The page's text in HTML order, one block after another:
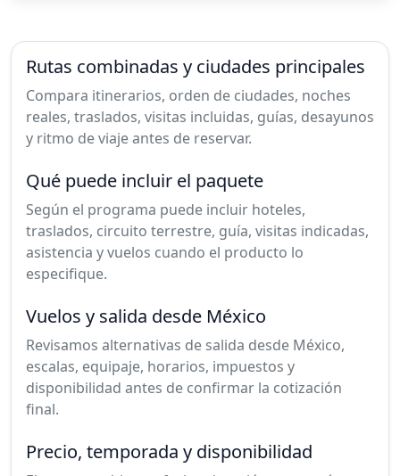
Rutas combinadas y ciudades principales
Compara itinerarios, orden de ciudades, noches
reales, traslados, visitas incluidas, guías, desayunos
y ritmo de viaje antes de reservar.
Qué puede incluir el paquete
Según el programa puede incluir hoteles,
traslados, circuito terrestre, guía, visitas indicadas,
asistencia y vuelos cuando el producto lo
especifique.
Vuelos y salida desde México
Revisamos alternativas de salida desde México,
escalas, equipaje, horarios, impuestos y
disponibilidad antes de confirmar la cotización
final.
Precio, temporada y disponibilidad